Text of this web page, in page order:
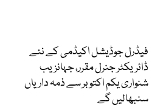
فیڈرل جوڈیشل اکیڈمی کے نئے
ڈائریکٹر جنرل مقرر، جہانزیب
شنواری یکم اکتوبر سے ذمہ داریاں
سنبھالیں گے